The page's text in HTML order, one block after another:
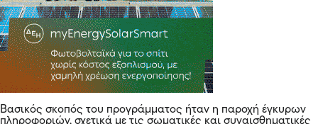
Βασικός σκοπός του προγράμματος ήταν η παροχή έγκυρων
πληροφοριών, σχετικά με τις σωματικές και συναισθηματικές